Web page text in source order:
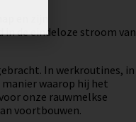
en zijn
de eindeloze stroom van
In werkroutines, in
waarop hij het
onze rauwmelkse
voortbouwen.